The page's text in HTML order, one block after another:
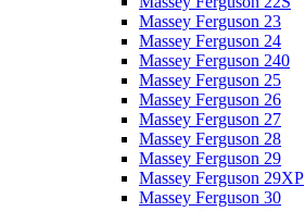
Massey Ferguson 23
Massey Ferguson 24
Massey Ferguson 240
Massey Ferguson 25
Massey Ferguson 26
Massey Ferguson 27
Massey Ferguson 28
Massey Ferguson 29
Massey Ferguson 29XP
Massey Ferguson 30